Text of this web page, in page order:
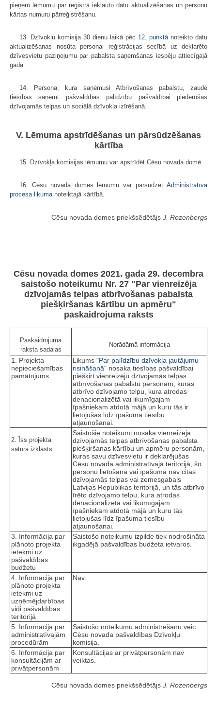
pieņem lēmumu par reģistrā iekļauto datu aktualizēšanas un personu
kārtas numuru pārreģistrēšanu.
13. Dzīvokļu komisija 30 dienu laikā pēc 12. punktā noteikto datu
aktualizēšanas nosūta personai reģistrācijas secībā uz deklarēto
dzīvesvietu paziņojumu par pabalsta saņemšanas iespēju attiecīgajā
gadā.
14. Persona, kura saņēmusi Atbrīvošanas pabalstu, zaudē
tiesības saņemt pašvaldības palīdzību pašvaldībai piederošās
dzīvojamās telpas un sociālā dzīvokļa izīrēšanā.
V. Lēmuma apstrīdēšanas un pārsūdzēšanas
kārtība
15. Dzīvokļa komisijas lēmumu var apstrīdēt Cēsu novada domē.
16. Cēsu novada domes lēmumu var pārsūdzēt Administratīvā
procesa likumanoteiktajā kārtībā.
Cēsu novada domes priekšsēdētājs J. Rozenbergs
Cēsu novada domes 2021. gada 29. decembra
saistošo noteikumu Nr. 27 "Par vienreizēja
dzīvojamās telpas atbrīvošanas pabalsta
piešķiršanas kārtību un apmēru"
paskaidrojuma raksts
Paskaidrojuma
raksta sadaļas
Norādāmā informācija
1. Projekta
nepieciešamības
pamatojums
Likums "Par palīdzību dzīvokļa jautājumu
risināšanā" nosaka tiesības pašvaldībai
piešķirt vienreizēju dzīvojamās telpas
atbrīvošanas pabalstu personām, kuras
atbrīvo dzīvojamo telpu, kura atrodas
denacionalizētā vai likumīgajam
īpašniekam atdotā mājā un kuru tās ir
lietojušas līdz īpašuma tiesību
atjaunošanai.
2. Īss projekta
satura izklāsts
Saistošie noteikumi nosaka vienreizēja
dzīvojamās telpas atbrīvošanas pabalsta
piešķiršanas kārtību un apmēru personām,
kuras savu dzīvesvietu ir deklarējušas
Cēsu novada administratīvajā teritorijā, šo
personu lietošanā vai īpašumā nav citas
dzīvojamās telpas vai zemesgabals
Latvijas Republikas teritorijā, un tās atbrīvo
īrēto dzīvojamo telpu, kura atrodas
denacionalizētā vai likumīgajam
īpašniekam atdotā mājā un kuru tās
lietojušas līdz īpašuma tiesību
atjaunošanai.
3. Informācija par
plānoto projekta
ietekmi uz
pašvaldības
budžetu
Saistošo noteikumu izpilde tiek nodrošināta
ikgadējā pašvaldības budžeta ietvaros.
4. Informācija par
plānoto projekta
ietekmi uz
uzņēmējdarbības
vidi pašvaldības
teritorijā
Nav.
5. Informācija par
administratīvajām
procedūrām
Saistošo noteikumu administrēšanu veic
Cēsu novada pašvaldības Dzīvokļu
komisija.
6. Informācija par
konsultācijām ar
privātpersonām
Konsultācijas ar privātpersonām nav
veiktas.
Cēsu novada domes priekšsēdētājs J. Rozenbergs